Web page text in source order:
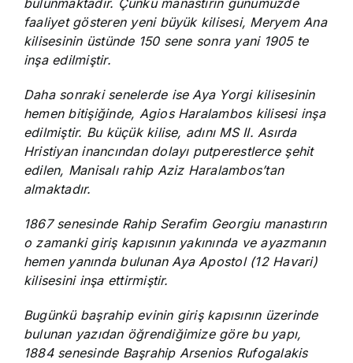
bulunmaktadır. Çünkü manastırın günümüzde
faaliyet gösteren yeni büyük kilisesi, Meryem Ana
kilisesinin üstünde 150 sene sonra yani 1905 te
inşa edilmiştir.
Daha sonraki senelerde ise Aya Yorgi kilisesinin
hemen bitişiğinde, Agios Haralambos kilisesi inşa
edilmiştir. Bu küçük kilise, adını MS II. Asırda
Hristiyan inancından dolayı putperestlerce şehit
edilen, Manisalı rahip Aziz Haralambos’tan
almaktadır.
1867 senesinde Rahip Serafim Georgiu manastırın
o zamanki giriş kapısının yakınında ve ayazmanın
hemen yanında bulunan Aya Apostol (12 Havari)
kilisesini inşa ettirmiştir.
Bugünkü başrahip evinin giriş kapısının üzerinde
bulunan yazıdan öğrendiğimize göre bu yapı,
1884 senesinde Başrahip Arsenios Rufogalakis